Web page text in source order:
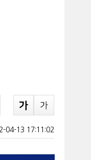
04-13 17:11:02